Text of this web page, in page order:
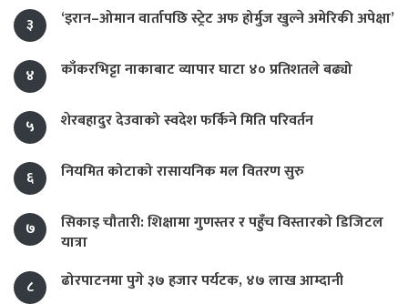
३ ‘इरान–ओमान वार्तापछि स्ट्रेट अफ होर्मुज खुल्ने अमेरिकी अपेक्षा’
४ काँकरभिट्टा नाकाबाट व्यापार घाटा ४० प्रतिशतले बढ्यो
५ शेरबहादुर देउवाको स्वदेश फर्किने मिति परिवर्तन
६ नियमित कोटाको रासायनिक मल वितरण सुरु
७
सिकाइ चौतारी: शिक्षामा गुणस्तर र पहुँच विस्तारको डिजिटल
यात्रा
८
ढोरपाटनमा पुगे ३७ हजार पर्यटक, ४७ लाख आम्दानी